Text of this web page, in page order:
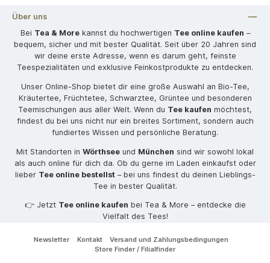
Über uns
Bei Tea & Morekannst du hochwertigen Tee online kaufen –
bequem, sicher und mit bester Qualität. Seit über 20 Jahren sind
wir deine erste Adresse, wenn es darum geht, feinste
Teespezialitäten und exklusive Feinkostprodukte zu entdecken.
Unser Online-Shop bietet dir eine große Auswahl an Bio-Tee,
Kräutertee, Früchtetee, Schwarztee, Grüntee und besonderen
Teemischungen aus aller Welt. Wenn du Tee kaufen möchtest,
findest du bei uns nicht nur ein breites Sortiment, sondern auch
fundiertes Wissen und persönliche Beratung.
Mit Standorten in Wörthsee und München sind wir sowohl lokal
als auch online für dich da. Ob du gerne im Laden einkaufst oder
lieber Tee online bestellst– bei uns findest du deinen Lieblings-
Tee in bester Qualität.
👉 Jetzt Tee online kaufen bei Tea & More – entdecke die
Vielfalt des Tees!
Newsletter Kontakt
Versand und Zahlungsbedingungen
Store Finder / Filialfinder